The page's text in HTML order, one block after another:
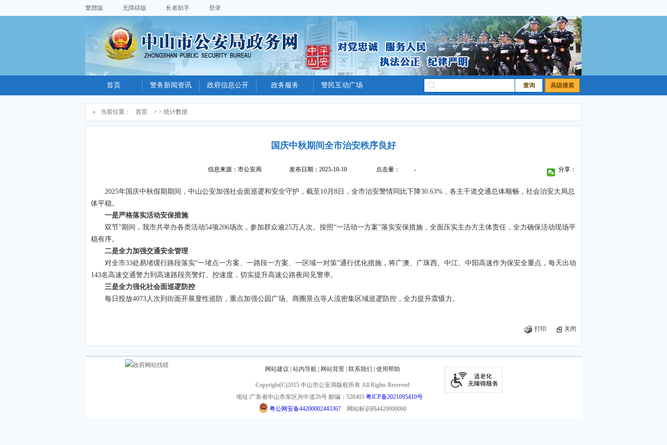
繁體版 无障碍版 长者助手 登录
首页 警务新闻资讯 政府信息公开 政务服务 警民互动广场 高级搜索
当前位置： 首页 > > 统计数据
国庆中秋期间全市治安秩序良好
信息来源：市公安局 发布日期：2025-10-10 点击量： - 分享：
2025年国庆中秋假期期间，中山公安加强社会面巡逻和安全守护，截至10月8日，全市治安警情同比下降30.63%，各主干道交通总体顺畅，社会治安大局总
体平稳。
一是严格落实活动安保措施
双节”期间，我市共举办各类活动54项206场次，参加群众逾25万人次。按照“一活动一方案”落实安保措施，全面压实主办方主体责任，全力确保活动现场平
稳有序。
二是全力加强交通安全管理
对全市33处易堵缓行路段落实“一堵点一方案、一路段一方案、一区域一对策”通行优化措施，将广澳、广珠西、中江、中阳高速作为保安全重点，每天出动
143名高速交通警力到高速路段亮警灯、控速度，切实提升高速公路夜间见警率。
三是全力强化社会面巡逻防控
每日投放4073人次到街面开展显性巡防，重点加强公园广场、商圈景点等人流密集区域巡逻防控，全力提升震慑力。
关闭
打印
网站建议 站内导航 网站背景 联系我们 使用帮助
Copyright(C)2015 中山市公安局版权所有 All Rights Reserved
地址:广东省中山市东区兴中道26号 邮编：528403 粤ICP备2021095410号
粤公网安备44200002443367 网站标识码4420000060